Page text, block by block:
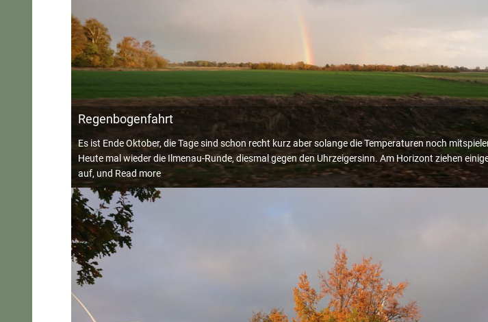
Regenbogenfahrt
Es ist Ende Oktober, die Tage sind schon recht kurz aber solange die Temperaturen noch
Heute mal wieder die Ilmenau-Runde, diesmal gegen den Uhrzeigersinn. Am Horizont ziehen
auf, und Read more